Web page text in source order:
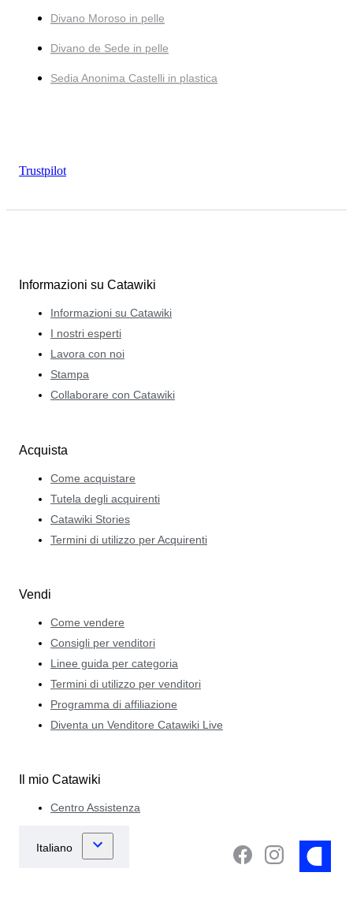
Divano Moroso in pelle
Divano de Sede in pelle
Sedia Anonima Castelli in plastica
Trustpilot
Informazioni su Catawiki
Informazioni su Catawiki
I nostri esperti
Lavora con noi
Stampa
Collaborare con Catawiki
Acquista
Come acquistare
Tutela degli acquirenti
Catawiki Stories
Termini di utilizzo per Acquirenti
Vendi
Come vendere
Consigli per venditori
Linee guida per categoria
Termini di utilizzo per venditori
Programma di affiliazione
Diventa un Venditore Catawiki Live
Il mio Catawiki
Centro Assistenza